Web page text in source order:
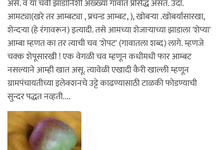
असे. व या चवी झाडानिशी अख्ख्या गावात प्रसिद्ध असत. उदा.
आमट्या(खरे तर आम्बट्या , प्रचन्ड आम्बट, ), खोबर्‍या .खोबर्यासारखा,
शेन्दर्‍या (हे रंगावरून) इत्यादी. तसे आमच्या शेजार्‍याच्या झाडाला 'शेप्या'
आम्बा म्हणत का तर त्याची चव 'शेपट' (गावातला शब्द) लागे. म्हणजे
चक्क शेपूसारखी ! एक वेगळी चव म्हणून कधीमधी फार आम्बट
नसल्याने आम्ही खात असू. त्यावेळी एखादी कैरी खाल्ली म्हणून
ग्रामपंचायतीच्या इलेक्शनचे उट्टे काढण्यासाठी टाळकी फोडण्याची
सुन्दर पद्धत नव्हती....